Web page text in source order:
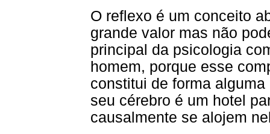
O reflexo é um conceito
grande valor mas não
principal da psicologia
homem, porque esse
constitui de forma
seu cérebro é um hotel
causalmente se alojem